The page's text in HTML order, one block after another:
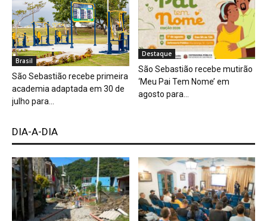
Brasil
São Sebastião recebe primeira
academia adaptada em 30 de
julho para...
Destaque
São Sebastião recebe mutirão
‘Meu Pai Tem Nome’ em
agosto para...
DIA-A-DIA